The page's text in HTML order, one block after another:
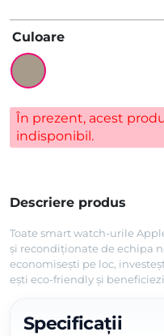
Culoare
În prezent, acest
indisponibil.
Descriere produs
Toate smart watch-urile
și recondiționate de echipa
economisești pe loc,
ești eco-friendly și
Specificații